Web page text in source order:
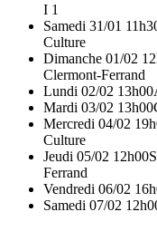
I 1
Samedi 31/01
Culture
Dimanche 01/02
Clermont-Ferrand
Lundi 02/02 13h00
Mardi 03/02 13h00
Mercredi 04/02
Culture
Jeudi 05/02 12h00
Ferrand
Vendredi 06/02
Samedi 07/02